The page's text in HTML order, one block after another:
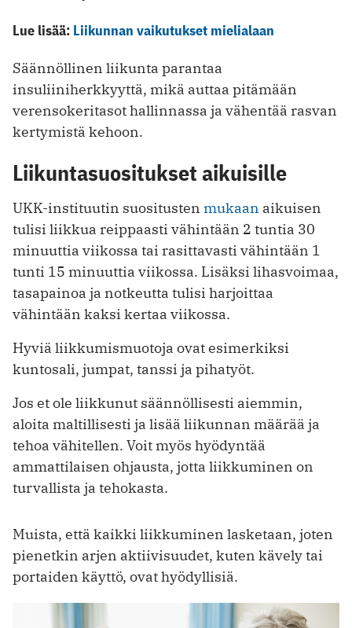
Lue lisää: Liikunnan vaikutukset mielialaan
Säännöllinen liikunta parantaa
insuliiniherkkyyttä, mikä auttaa pitämään
verensokeritasot hallinnassa ja vähentää rasvan
kertymistä kehoon.
Liikuntasuositukset aikuisille
UKK-instituutin suositusten mukaan aikuisen
tulisi liikkua reippaasti vähintään 2 tuntia 30
minuuttia viikossa tai rasittavasti vähintään 1
tunti 15 minuuttia viikossa. Lisäksi lihasvoimaa,
tasapainoa ja notkeutta tulisi harjoittaa
vähintään kaksi kertaa viikossa.
Hyviä liikkumismuotoja ovat esimerkiksi
kuntosali, jumpat, tanssi ja pihatyöt.
Jos et ole liikkunut säännöllisesti aiemmin,
aloita maltillisesti ja lisää liikunnan määrää ja
tehoa vähitellen. Voit myös hyödyntää
ammattilaisen ohjausta, jotta liikkuminen on
turvallista ja tehokasta.
Muista, että kaikki liikkuminen lasketaan, joten
pienetkin arjen aktiivisuudet, kuten kävely tai
portaiden käyttö, ovat hyödyllisiä.